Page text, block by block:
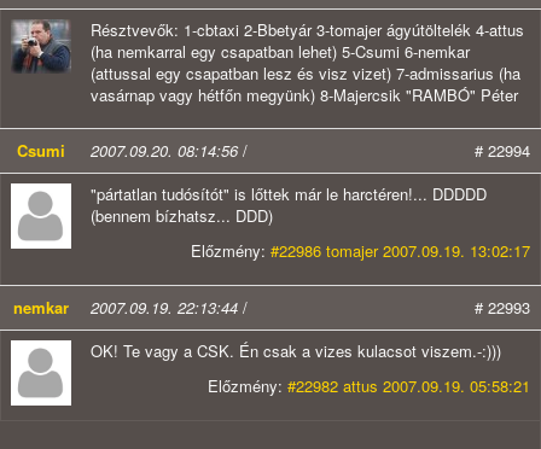
Résztvevők: 1-cbtaxi 2-Bbetyár 3-tomajer ágyútöltelék 4-attus
(ha nemkarral egy csapatban lehet) 5-Csumi 6-nemkar
(attussal egy csapatban lesz és visz vizet) 7-admissarius (ha
vasárnap vagy hétfőn megyünk) 8-Majercsik "RAMBÓ" Péter
Csumi 2007.09.20. 08:14:56/
# 22994
"pártatlan tudósítót" is lőttek már le harctéren!... DDDDD
(bennem bízhatsz... DDD)
Előzmény: #22986 tomajer 2007.09.19. 13:02:17
nemkar 2007.09.19. 22:13:44 /
# 22993
OK! Te vagy a CSK. Én csak a vizes kulacsot viszem.-:)))
Előzmény: #22982 attus 2007.09.19. 05:58:21